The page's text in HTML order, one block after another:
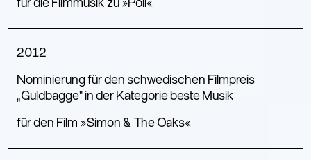
für die Filmmusik zu »Poll«
2012
Nominierung für den schwedischen Filmpreis
„Guldbagge“ in der Kategorie beste Musik
für den Film »Simon & The Oaks«